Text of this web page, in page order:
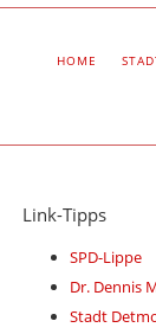
NAVIGATION
HOME
Link-Tipps
SPD-Lippe
Dr. Dennis
Stadt